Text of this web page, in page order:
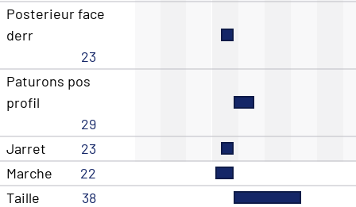
Posterieur face
derr
23
Paturons pos
profil
29
Jarret
23
Marche
22
Taille
38